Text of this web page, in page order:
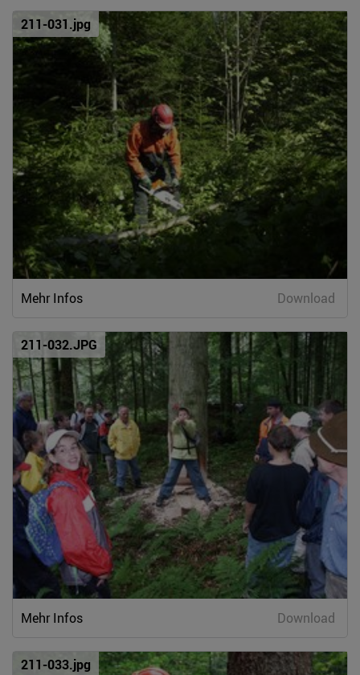
211-031.jpg
Mehr Infos Download
211-032.JPG
Mehr Infos Download
211-033.jpg